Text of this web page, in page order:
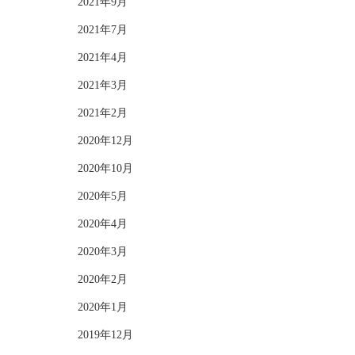
2021年7月
2021年4月
2021年3月
2021年2月
2020年12月
2020年10月
2020年5月
2020年4月
2020年3月
2020年2月
2020年1月
2019年12月